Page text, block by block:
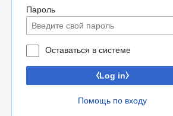
Пароль
Оставаться в системе
⧼Log in⧽
Помощь по входу